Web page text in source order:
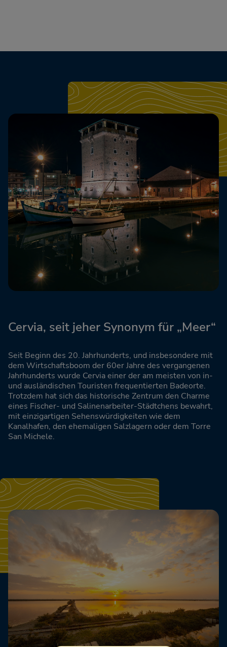
Cervia, seit jeher Synonym für „Meer“
Seit Beginn des 20. Jahrhunderts, und insbesondere mit
dem Wirtschaftsboom der 60er Jahre des vergangenen
Jahrhunderts wurde Cervia einer der am meisten von in-
und ausländischen Touristen frequentierten Badeorte.
Trotzdem hat sich das historische Zentrum den Charme
eines Fischer- und Salinenarbeiter-Städtchens bewahrt,
mit einzigartigen Sehenswürdigkeiten wie dem
Kanalhafen, den ehemaligen Salzlagern oder dem Torre
San Michele.